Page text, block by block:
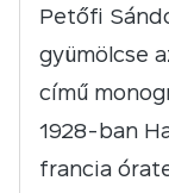
Petőfi
gyümölcse
című
1928-ban
francia